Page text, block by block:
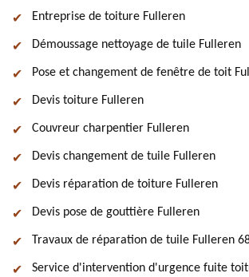
Entreprise de toiture Fulleren
Démoussage nettoyage de tuile Fulleren
Pose et changement de fenêtre de toit
Devis toiture Fulleren
Couvreur charpentier Fulleren
Devis changement de tuile Fulleren
Devis réparation de toiture Fulleren
Devis pose de gouttière Fulleren
Travaux de réparation de tuile Fulleren
Service d'intervention d'urgence fuite